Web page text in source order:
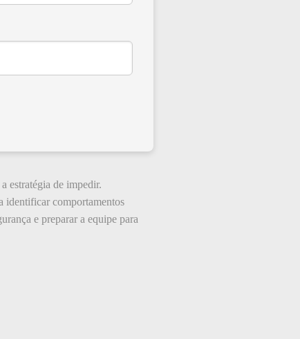
estratégia de impedir.
identificar comportamentos
e preparar a equipe para